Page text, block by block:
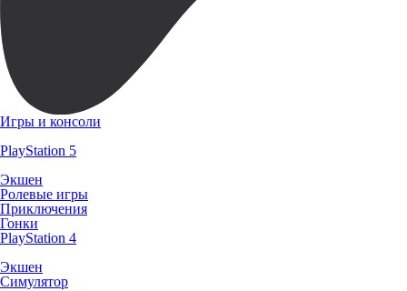
Игры и консоли
PlayStation 5
Экшен
Ролевые игры
Приключения
Гонки
PlayStation 4
Экшен
Симулятор